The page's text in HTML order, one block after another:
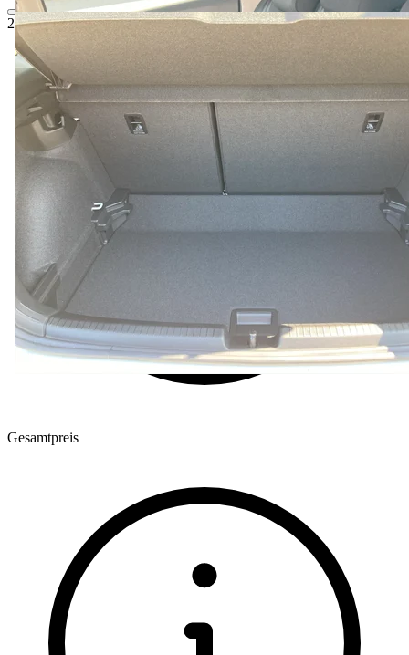
22.790,-‍ €5
Gesamtpreis